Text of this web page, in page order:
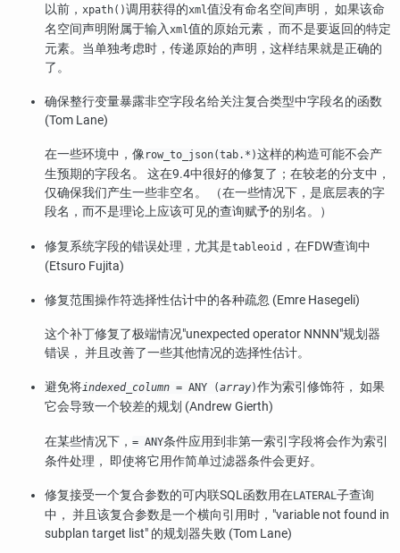
以前， xpath()调用获得的xml值没有命名空间声明， 如果该命
名空间声明附属于输入xml值的原始元素， 而不是要返回的特定
元素。当单独考虑时，传递原始的声明，这样结果就是正确的
了。
确保整行变量暴露非空字段名给关注复合类型中字段名的函数
(Tom Lane)
在一些环境中，像row_to_json(tab.*)这样的构造可能不会产
生预期的字段名。 这在9.4中很好的修复了；在较老的分支中，
仅确保我们产生一些非空名。 （在一些情况下，是底层表的字
段名，而不是理论上应该可见的查询赋予的别名。）
修复系统字段的错误处理，尤其是tableoid ，在FDW查询中
(Etsuro Fujita)
修复范围操作符选择性估计中的各种疏忽 (Emre Hasegeli)
这个补丁修复了极端情况"unexpected operator NNNN"规划器
错误， 并且改善了一些其他情况的选择性估计。
避免将indexed_column = ANY (array)作为索引修饰符， 如果
它会导致一个较差的规划 (Andrew Gierth)
在某些情况下， = ANY条件应用到非第一索引字段将会作为索引
条件处理， 即使将它用作简单过滤器条件会更好。
修复接受一个复合参数的可内联SQL函数用在LATERAL子查询
中， 并且该复合参数是一个横向引用时， "variable not found in
subplan target list" 的规划器失败 (Tom Lane)